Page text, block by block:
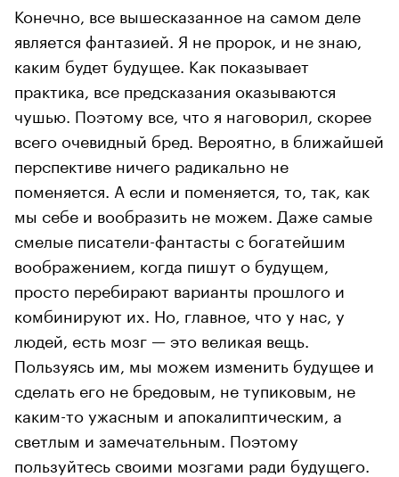
Конечно, все вышесказанное на самом деле
является фантазией. Я не пророк, и не знаю,
каким будет будущее. Как показывает
практика, все предсказания оказываются
чушью. Поэтому все, что я наговорил, скорее
всего очевидный бред. Вероятно, в ближайшей
перспективе ничего радикально не
поменяется. А если и поменяется, то, так, как
мы себе и вообразить не можем. Даже самые
смелые писатели-фантасты с богатейшим
воображением, когда пишут о будущем,
просто перебирают варианты прошлого и
комбинируют их. Но, главное, что у нас, у
людей, есть мозг — это великая вещь.
Пользуясь им, мы можем изменить будущее и
сделать его не бредовым, не тупиковым, не
каким-то ужасным и апокалиптическим, а
светлым и замечательным. Поэтому
пользуйтесь своими мозгами ради будущего.